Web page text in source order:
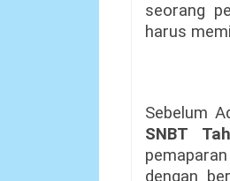
seorang
harus
Sebelum
SNBT
dengan